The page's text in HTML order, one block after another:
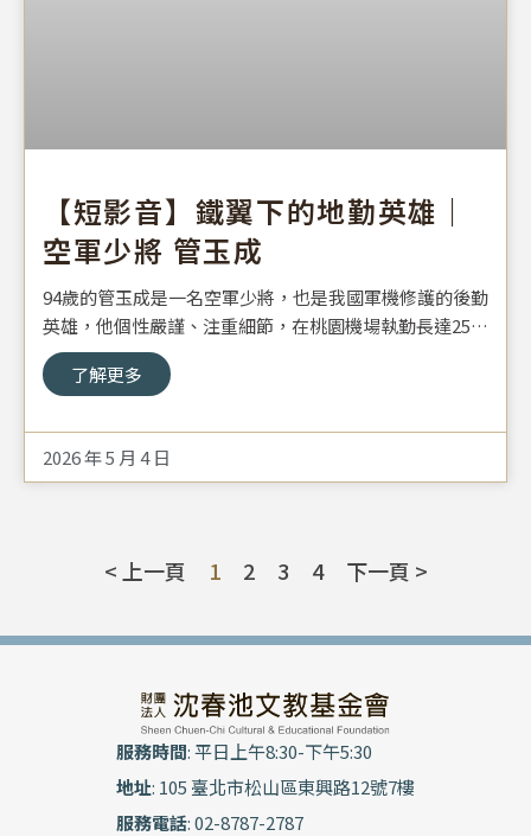
【短影音】鐵翼下的地勤英雄｜
空軍少將 管玉成
94歲的管玉成是一名空軍少將，也是我國軍機修護的後勤
英雄，他個性嚴謹、注重細節，在桃園機場執勤長達25
年，八二三砲戰爆發時，他不分晝夜整備軍機，成為空軍
戰力不可或缺的一員。
了解更多
2026 年 5 月 4 日
< 上一頁 1 2 3 4 下一頁 >
服務時間: 平日上午8:30-下午5:30
地址: 105 臺北市松山區東興路12號7樓
服務電話: 02-8787-2787